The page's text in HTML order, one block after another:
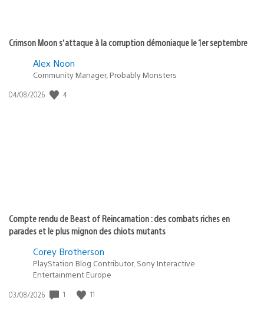
Crimson Moon s’attaque à la corruption démoniaque le 1er septembre
Alex Noon
Community Manager, Probably Monsters
Date
04/08/2026 4
Compte rendu de Beast of Reincarnation : des combats riches en
parades et le plus mignon des chiots mutants
Corey Brotherson
PlayStation Blog Contributor, Sony Interactive
Entertainment Europe
Date
03/08/2026 1 11